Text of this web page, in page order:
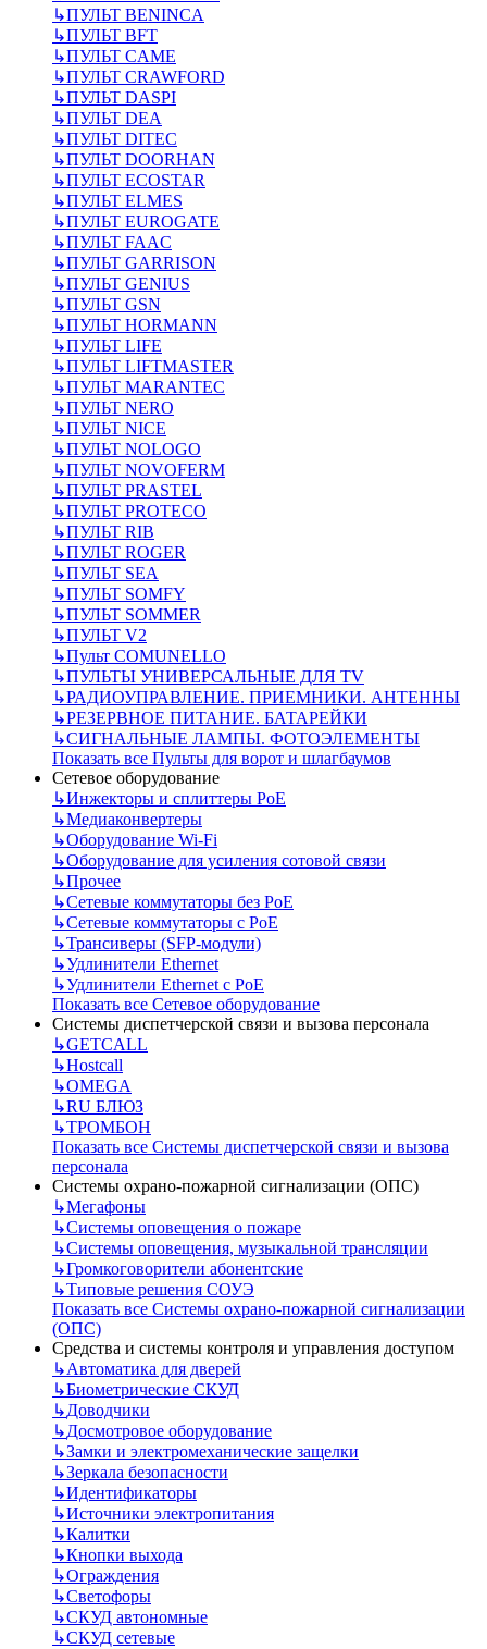
↳ПУЛЬТ BENINCA
↳ПУЛЬТ BFT
↳ПУЛЬТ CAME
↳ПУЛЬТ CRAWFORD
↳ПУЛЬТ DASPI
↳ПУЛЬТ DEA
↳ПУЛЬТ DITEC
↳ПУЛЬТ DOORHAN
↳ПУЛЬТ ECOSTAR
↳ПУЛЬТ ELMES
↳ПУЛЬТ EUROGATE
↳ПУЛЬТ FAAC
↳ПУЛЬТ GARRISON
↳ПУЛЬТ GENIUS
↳ПУЛЬТ GSN
↳ПУЛЬТ HORMANN
↳ПУЛЬТ LIFE
↳ПУЛЬТ LIFTMASTER
↳ПУЛЬТ MARANTEC
↳ПУЛЬТ NERO
↳ПУЛЬТ NICE
↳ПУЛЬТ NOLOGO
↳ПУЛЬТ NOVOFERM
↳ПУЛЬТ PRASTEL
↳ПУЛЬТ PROTECO
↳ПУЛЬТ RIB
↳ПУЛЬТ ROGER
↳ПУЛЬТ SEA
↳ПУЛЬТ SOMFY
↳ПУЛЬТ SOMMER
↳ПУЛЬТ V2
↳Пульт СOMUNELLO
↳ПУЛЬТЫ УНИВЕРСАЛЬНЫЕ ДЛЯ TV
↳РАДИОУПРАВЛЕНИЕ. ПРИЕМНИКИ. АНТЕННЫ
↳РЕЗЕРВНОЕ ПИТАНИЕ. БАТАРЕЙКИ
↳СИГНАЛЬНЫЕ ЛАМПЫ. ФОТОЭЛЕМЕНТЫ
Показать все Пульты для ворот и шлагбаумов
Сетевое оборудование
↳Инжекторы и сплиттеры РоЕ
↳Медиаконвертеры
↳Оборудование Wi-Fi
↳Оборудование для усиления сотовой связи
↳Прочее
↳Сетевые коммутаторы без РоЕ
↳Сетевые коммутаторы с РоЕ
↳Трансиверы (SFP-модули)
↳Удлинители Ethernet
↳Удлинители Ethernet с PoE
Показать все Сетевое оборудование
Системы диспетчерской связи и вызова персонала
↳GETCALL
↳Hostcall
↳OMEGA
↳RU БЛЮЗ
↳ТРОМБОН
Показать все Системы диспетчерской связи и вызова
персонала
Системы охрано-пожарной сигнализации (ОПС)
↳Мегафоны
↳Системы оповещения о пожаре
↳Системы оповещения, музыкальной трансляции
↳Громкоговорители абонентские
↳Типовые решения СОУЭ
Показать все Системы охрано-пожарной сигнализации
(ОПС)
Средства и системы контроля и управления доступом
↳Автоматика для дверей
↳Биометрические СКУД
↳Доводчики
↳Досмотровое оборудование
↳Замки и электромеханические защелки
↳Зеркала безопасности
↳Идентификаторы
↳Источники электропитания
↳Калитки
↳Кнопки выхода
↳Ограждения
↳Светофоры
↳СКУД автономные
↳СКУД сетевые